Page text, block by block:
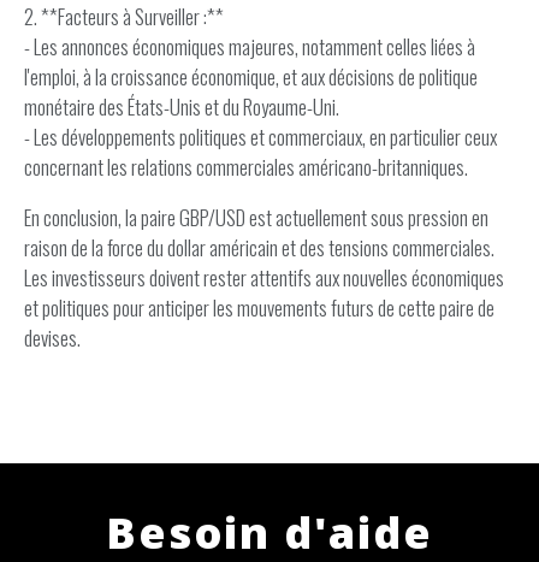
2. **Facteurs à Surveiller :**
- Les annonces économiques majeures, notamment celles liées à
l'emploi, à la croissance économique, et aux décisions de politique
monétaire des États-Unis et du Royaume-Uni.
- Les développements politiques et commerciaux, en particulier ceux
concernant les relations commerciales américano-britanniques.
En conclusion, la paire GBP/USD est actuellement sous pression en
raison de la force du dollar américain et des tensions commerciales.
Les investisseurs doivent rester attentifs aux nouvelles économiques
et politiques pour anticiper les mouvements futurs de cette paire de
devises.
Besoin d'aide